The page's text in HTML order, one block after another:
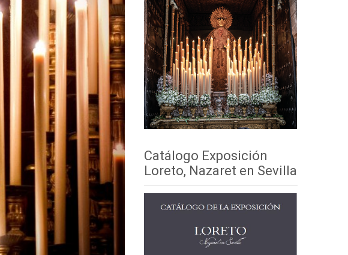
Catálogo Exposición
Loreto, Nazaret en Sevilla